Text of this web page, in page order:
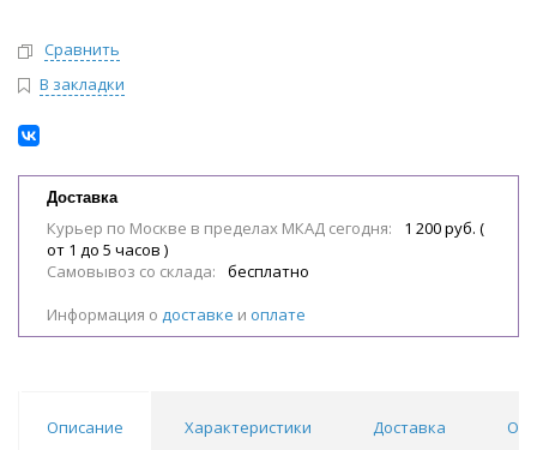
Сравнить
В закладки
Доставка
Курьер по Москве в пределах МКАД сегодня:
1 200 руб. (
от 1 до 5 часов )
Самовывоз со склада:
бесплатно
Информация о доставке и оплате
Описание Характеристики Доставка